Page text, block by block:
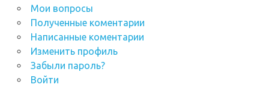
Мои вопросы
Полученные коментарии
Написанные коментарии
Изменить профиль
Забыли пароль?
Войти